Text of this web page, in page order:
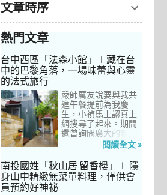
文章時序
熱門文章
台中西區「法森小館」∣藏在台
中的巴黎角落，一場味蕾與心靈
的法式旅行
嚴師厲友說要與我共
進午餐提前為我慶
生，小禎馬上認真上
網搜尋了起來。期間
還曾詢問廣大的親友
們有沒有推薦的餐
阿姨及桄甄老師誠懇
給我建議，其他都是
一堆來亂的！哈～ 從
閱讀全文 »
南投國姓「秋山居 留香樓」∣ 隱
身山中精緻無菜單料理，僅供會
員預約好神祕